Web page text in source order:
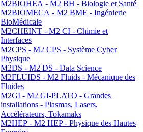
M2BIOHEA - M2 BH - Biologie et Santé
M2BIOMECA - M2 BME - Ingénierie
BioMédicale
M2CHEINT - M2 CI - Chimie et
Interfaces
M2CPS - M2 CPS - Système Cyber
Physique
M2DS - M2 DS - Data Science
M2FLUIDS - M2 Fluids - Mécanique des
Fluides
M2GI - M2 GI-PLATO - Grandes
installations - Plasmas, Lasers,
Accélérateurs, Tokamaks
M2HEP - M2 HEP - Physique des Hautes